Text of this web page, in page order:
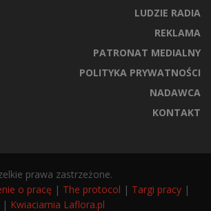
LUDZIE RADIA
REKLAMA
PATRONAT MEDIALNY
POLITYKA PRYWATNOŚCI
NADAWCA
KONTAKT
prawa zastrzeżone.
o pracę | The protocol | Targi pracy |
| Kwiaciarnia Laflora.pl